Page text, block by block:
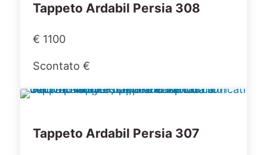
Tappeto Ardabil Persia 308
€ 1100
Scontato €
Tappeto Ardabil Persia 307